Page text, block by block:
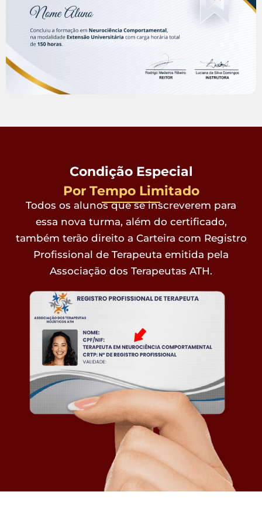
Condição Especial
Por Tempo Limitado
Todos os alunos que se inscreverem para
essa nova turma, além do certificado,
também terão direito a Carteira com Registro
Profissional de Terapeuta emitida pela
Associação dos Terapeutas ATH.